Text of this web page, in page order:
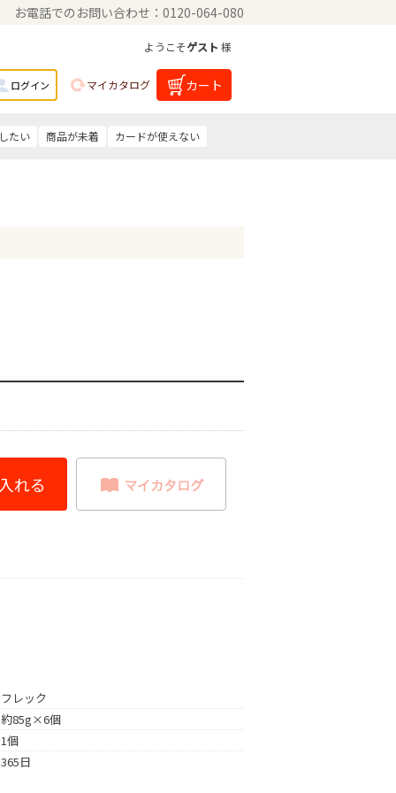
お電話でのお問い合わせ：0120-064-080
ようこそゲスト 様
ログイン マイカタログ カート
たい 商品が未着 カードが使えない
フレック
約85g×6個
1個
365日